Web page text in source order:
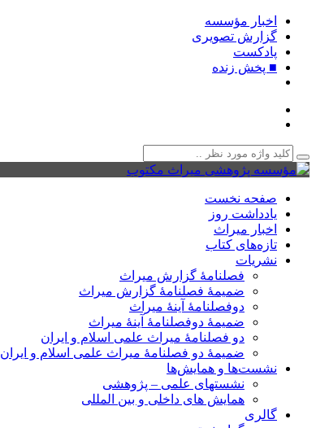
اخبار مؤسسه
گزارش تصویری
پادکست‌
■ پخش زنده
صفحه نخست
یادداشت روز
اخبار میراث
تازه‌های کتاب
نشریات
فصلنامۀ گزارش میراث
ضمیمۀ فصلنامۀ گزارش میراث
دوفصلنامۀ آینۀ میراث
ضمیمۀ دوفصلنامۀ آینۀ میراث
دو فصلنامۀ میراث علمی اسلام و ایران
ضمیمۀ دو فصلنامۀ میراث علمی اسلام و ایران
نشست‌ها و همایش‌ها
نشستهای علمی – پژوهشی
همایش های داخلی و بین المللی
گالری